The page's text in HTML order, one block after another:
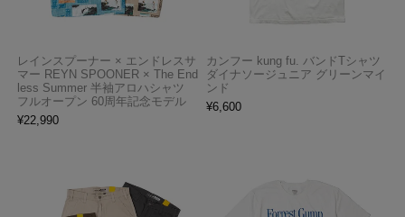
レインスプーナー × エンドレスサ
マー REYN SPOONER × The End
less Summer 半袖アロハシャツ
フルオープン 60周年記念モデル
¥22,990
カンフー kung fu. バンドTシャツ
ダイナソージュニア グリーンマイ
ンド
¥6,600